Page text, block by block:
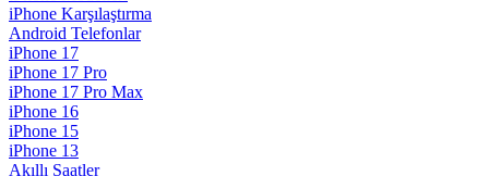
iPhone Karşılaştırma
Android Telefonlar
iPhone 17
iPhone 17 Pro
iPhone 17 Pro Max
iPhone 16
iPhone 15
iPhone 13
Akıllı Saatler